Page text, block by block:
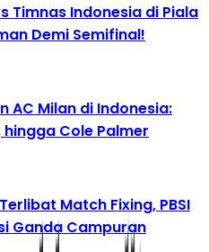
Timnas Indonesia di Piala
Demi Semifinal!
AC Milan di Indonesia:
hingga Cole Palmer
Match Fixing, PBSI
Ganda Campuran